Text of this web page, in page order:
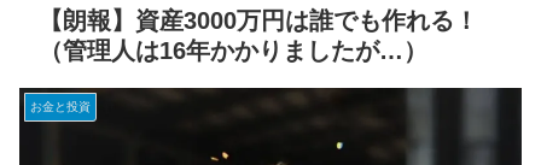
【朗報】資産3000万円は誰でも作れる！
（管理人は16年かかりましたが…）
お金と投資